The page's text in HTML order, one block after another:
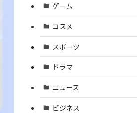
ゲーム
コスメ
スポーツ
ドラマ
ニュース
ビジネス